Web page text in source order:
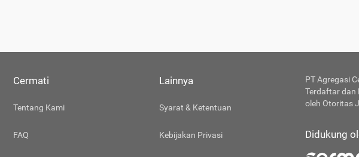
Cermati
Tentang Kami
FAQ
Lainnya
Syarat & Ketentuan
Kebijakan Privasi
PT Agregasi
Terdaftar dan
oleh Otoritas
Didukung